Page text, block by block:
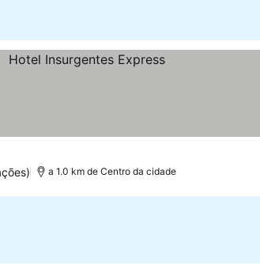
a 1.0 km de Centro da cidade